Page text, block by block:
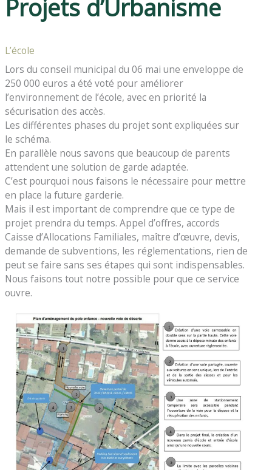
Projets d’Urbanisme
L’école
Lors du conseil municipal du 06 mai une enveloppe de
250 000 euros a été voté pour améliorer
l’environnement de l’école, avec en priorité la
sécurisation des accès.
Les différentes phases du projet sont expliquées sur
le schéma.
En parallèle nous savons que beaucoup de parents
attendent une solution de garde adaptée.
C’est pourquoi nous faisons le nécessaire pour mettre
en place la future garderie.
Mais il est important de comprendre que ce type de
projet prendra du temps. Appel d’offres, accords
Caisse d’Allocations Familiales, maître d’œuvre, devis,
demande de subventions, les réglementations, rien de
peut se faire sans ses étapes qui sont indispensables.
Nous faisons tout notre possible pour que ce service
ouvre.